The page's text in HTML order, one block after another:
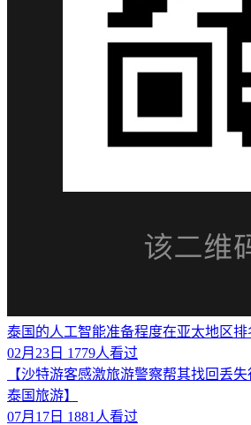
泰国的人工智能准备程度在亚太地区排
02月23日 1779人看过
【沙特游客感激旅游警察帮其找回丢
泰国旅游】
07月17日 1881人看过